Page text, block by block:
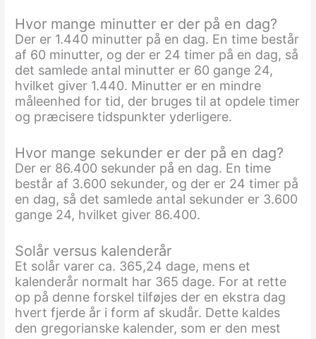
Hvor mange minutter er der på en dag?
Der er 1.440 minutter på en dag. En time består
af 60 minutter, og der er 24 timer på en dag, så
det samlede antal minutter er 60 gange 24,
hvilket giver 1.440. Minutter er en mindre
måleenhed for tid, der bruges til at opdele timer
og præcisere tidspunkter yderligere.
Hvor mange sekunder er der på en dag?
Der er 86.400 sekunder på en dag. En time
består af 3.600 sekunder, og der er 24 timer på
en dag, så det samlede antal sekunder er 3.600
gange 24, hvilket giver 86.400.
Solår versus kalenderår
Et solår varer ca. 365,24 dage, mens et
kalenderår normalt har 365 dage. For at rette
op på denne forskel tilføjes der en ekstra dag
hvert fjerde år i form af skudår. Dette kaldes
den gregorianske kalender, som er den mest